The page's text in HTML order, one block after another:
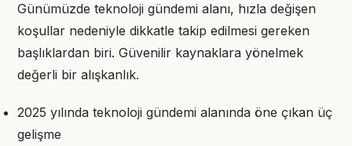
Günümüzde teknoloji gündemi alanı, hızla değişen
koşullar nedeniyle dikkatle takip edilmesi gereken
başlıklardan biri. Güvenilir kaynaklara yönelmek
değerli bir alışkanlık.
2025 yılında teknoloji gündemi alanında öne çıkan üç
gelişme